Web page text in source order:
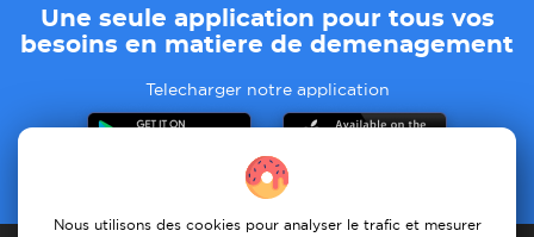
Une seule application pour tous vos
besoins en matiere de demenagement
Telecharger notre application
Nous utilisons des cookies pour analyser le trafic et mesurer